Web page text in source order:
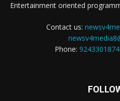
Entertainment oriented
Contact us:
Phone: 9243301874